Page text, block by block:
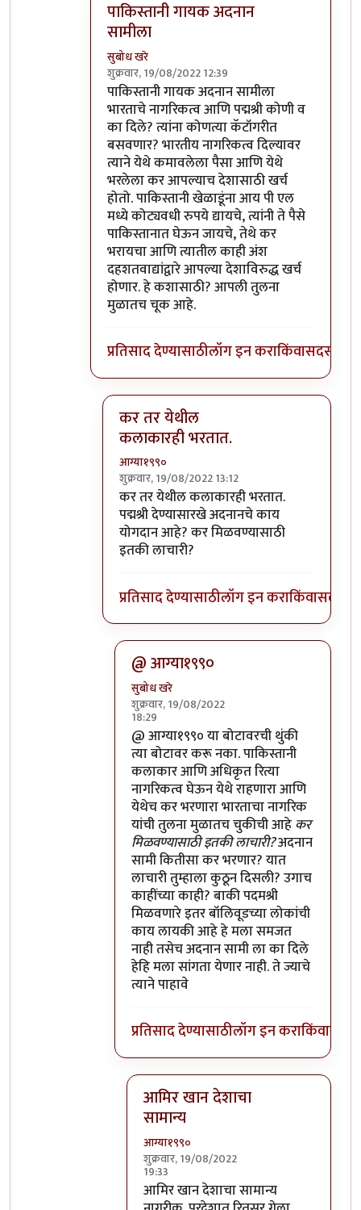
पाकिस्तानी गायक अदनान
सामीला
सुबोध खरे
शुक्रवार, 19/08/2022 12:39
In reply toदुर्दैवाने याच जपु लोकाना
पाकिस्तानी गायक अदनान सामीला
भारताचे नागरिकत्व आणि पद्मश्री कोणी व
का दिले? त्यांना कोणत्या कॅटॉगरीत
बसवणार? भारतीय नागरिकत्व दिल्यावर
त्याने येथे कमावलेला पैसा आणि येथे
भरलेला कर आपल्याच देशासाठी खर्च
होतो. पाकिस्तानी खेळाडूंना आय पी एल
मध्ये कोट्यवधी रुपये द्यायचे, त्यांनी ते पैसे
पाकिस्तानात घेऊन जायचे, तेथे कर
भरायचा आणि त्यातील काही अंश
दहशतवाद्यांद्वारे आपल्या देशाविरुद्ध खर्च
होणार. हे कशासाठी? आपली तुलना
मुळातच चूक आहे.
प्रतिसाद देण्यासाठीलॉग इन कराकिंवासदस्य व्हा
कर तर येथील
कलाकारही भरतात.
आग्या१९९०
शुक्रवार, 19/08/2022 13:12
In reply toपाकिस्तानी गायक अदनान सामीला
कर तर येथील कलाकारही भरतात.
पद्मश्री देण्यासारखे अदनानचे काय
योगदान आहे? कर मिळवण्यासाठी
इतकी लाचारी?
प्रतिसाद देण्यासाठीलॉग इन कराकिंवासदस्य
@ आग्या१९९०
सुबोध खरे
शुक्रवार, 19/08/2022
18:29
In reply toकर तर येथील कलाकारही भरतात.
@ आग्या१९९० या बोटावरची थुंकी
त्या बोटावर करू नका. पाकिस्तानी
कलाकार आणि अधिकृत रित्या
नागरिकत्व घेऊन येथे राहणारा आणि
येथेच कर भरणारा भारताचा नागरिक
यांची तुलना मुळातच चुकीची आहेकर
मिळवण्यासाठी इतकी लाचारी?अदनान
सामी कितीसा कर भरणार? यात
लाचारी तुम्हाला कुठून दिसली? उगाच
काहींच्या काही? बाकी पदमश्री
मिळवणारे इतर बॉलिवूडच्या लोकांची
काय लायकी आहे हे मला समजत
नाही तसेच अदनान सामी ला का दिले
हेहि मला सांगता येणार नाही. ते ज्याचे
त्याने पाहावे
प्रतिसाद देण्यासाठीलॉग इन कराकिंवा
आमिर खान देशाचा
सामान्य
आग्या१९९०
शुक्रवार, 19/08/2022
19:33
In reply to@ आग्या१९९०
आमिर खान देशाचा सामान्य